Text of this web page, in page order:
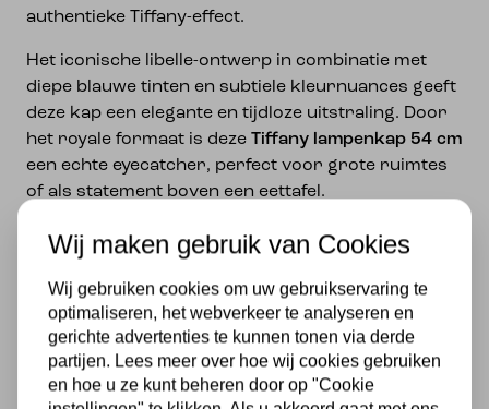
authentieke Tiffany-effect.
Het iconische libelle-ontwerp in combinatie met
diepe blauwe tinten en subtiele kleurnuances geeft
deze kap een elegante en tijdloze uitstraling. Door
het royale formaat is deze Tiffany lampenkap 54 cm
een echte eyecatcher, perfect voor grote ruimtes
of als statement boven een eettafel.
DezeTiffany lampenkapis veelzijdig toepasbaar en
geschikt voor eenhanglamp, tafellamp, wandlamp
of plafondlamp.
De kap is voorzien van een10 mm montagegat
waardoor hij eenvoudig te combineren is met
diverse armaturen.
Wij maken gebruik van Cookies
Wij gebruiken cookies om uw gebruikservaring te
optimaliseren, het webverkeer te analyseren en
gerichte advertenties te kunnen tonen via derde
partijen. Lees meer over hoe wij cookies gebruiken
en hoe u ze kunt beheren door op "Cookie